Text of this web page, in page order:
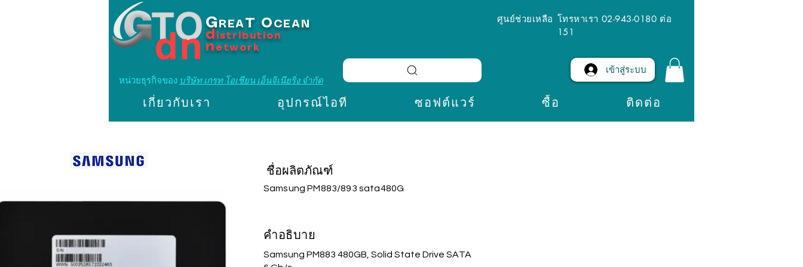
G REA T O CEAN
d istribution
n etwork
หน่วยธุรกิจของ บริษัท เกรท โอเชียน เอ็นจิเนียริ่ง จำกัด
ศูนย์ช่วยเหลือ โทรหาเรา 02-943-0180 ต่อ
151
เข้าสู่ระบบ
เกี่ยวกับเรา อุปกรณ์ไอที ซอฟต์แวร์ ซื้อ ติดต่อ
ชื่อผลิตภัณฑ์
Samsung PM883/893 sata480G
คำอธิบาย
Samsung PM883 480GB, Solid State Drive SATA